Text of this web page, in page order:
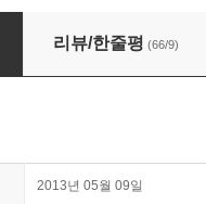
싶다 세트
리뷰/한줄평 (66/9)
2013년 05월 09일